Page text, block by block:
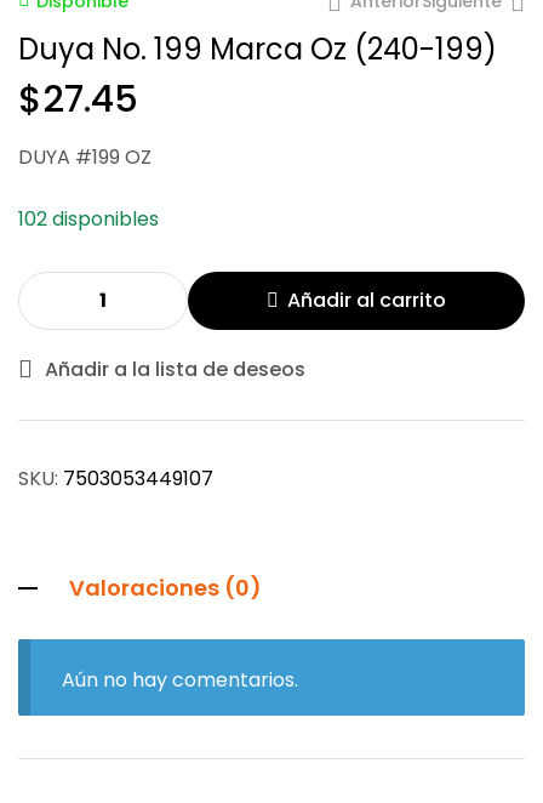
Duya No. 199 Marca Oz (240-199)
$27.45
DUYA #199 OZ
102 disponibles
Añadir al carrito
Añadir a la lista de deseos
SKU: 7503053449107
Valoraciones (0)
Aún no hay comentarios.